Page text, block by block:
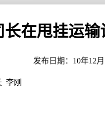
长在甩挂运
发布日期：10年12
李刚